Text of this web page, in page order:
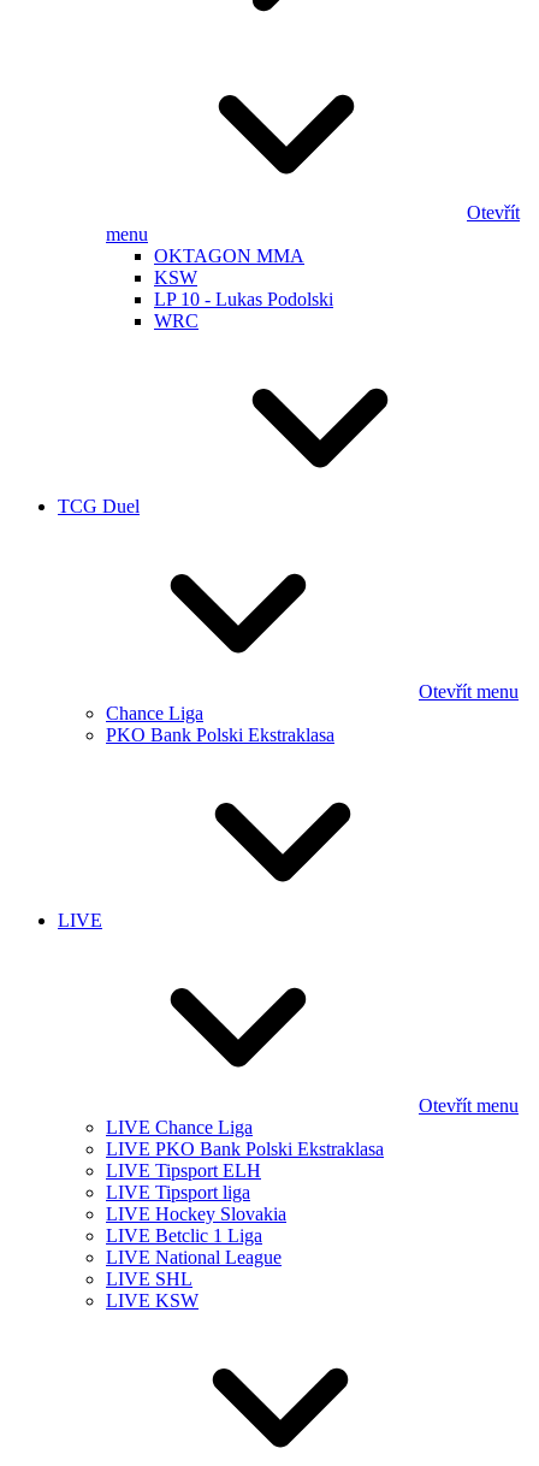
Otevřít
menu
OKTAGON MMA
KSW
LP 10 - Lukas Podolski
WRC
TCG Duel
Otevřít menu
Chance Liga
PKO Bank Polski Ekstraklasa
LIVE
Otevřít menu
LIVE Chance Liga
LIVE PKO Bank Polski Ekstraklasa
LIVE Tipsport ELH
LIVE Tipsport liga
LIVE Hockey Slovakia
LIVE Betclic 1 Liga
LIVE National League
LIVE SHL
LIVE KSW